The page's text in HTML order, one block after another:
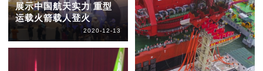
展示中国航天实力 重型
运载火箭载人登火
2020-12-13